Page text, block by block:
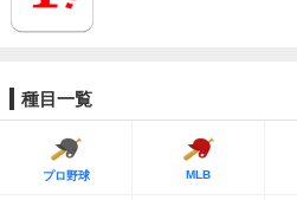
種目一覧
プロ野球 MLB